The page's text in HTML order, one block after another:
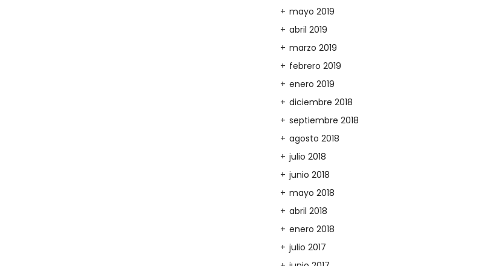
mayo 2019
abril 2019
marzo 2019
febrero 2019
enero 2019
diciembre 2018
septiembre 2018
agosto 2018
julio 2018
junio 2018
mayo 2018
abril 2018
enero 2018
julio 2017